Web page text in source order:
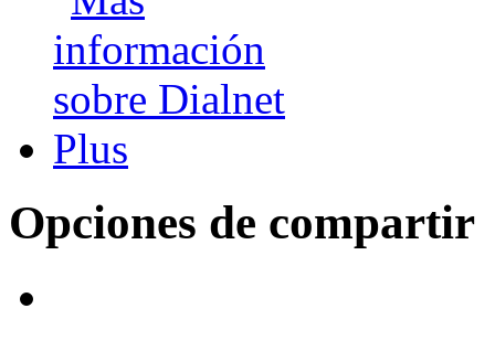
Opciones de compartir